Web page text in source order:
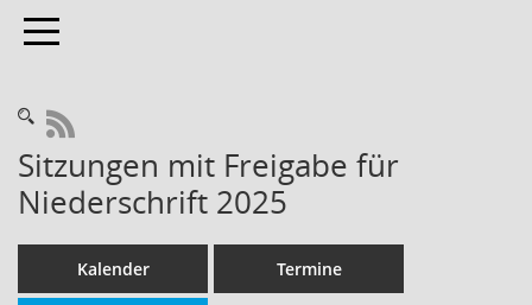
Toggle navigation
RSS-Feed
Sitzungen mit Freigabe für
Niederschrift 2025
Kalender Termine